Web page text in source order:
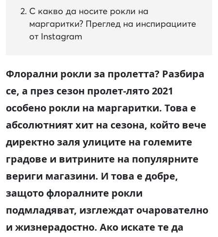
С какво да носите рокли на
маргаритки? Преглед на инспирациите
от Instagram
Флорални рокли за пролетта? Разбира
се, а през сезон пролет-лято 2021
особено рокли на маргаритки. Това е
абсолютният хит на сезона, който вече
директно заля улиците на големите
градове и витрините на популярните
вериги магазини. И това е добре,
защото флоралните рокли
подмладяват, изглеждат очарователно
и жизнерадостно. Ако искате те да